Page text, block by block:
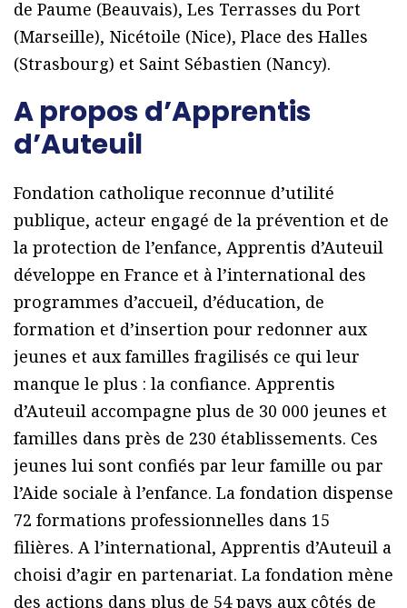
de Paume (Beauvais), Les Terrasses du Port
(Marseille), Nicétoile (Nice), Place des Halles
(Strasbourg) et Saint Sébastien (Nancy).
A propos d’Apprentis
d’Auteuil
Fondation catholique reconnue d’utilité
publique, acteur engagé de la prévention et de
la protection de l’enfance, Apprentis d’Auteuil
développe en France et à l’international des
programmes d’accueil, d’éducation, de
formation et d’insertion pour redonner aux
jeunes et aux familles fragilisés ce qui leur
manque le plus : la confiance. Apprentis
d’Auteuil accompagne plus de 30 000 jeunes et
familles dans près de 230 établissements. Ces
jeunes lui sont confiés par leur famille ou par
l’Aide sociale à l’enfance. La fondation dispense
72 formations professionnelles dans 15
filières. A l’international, Apprentis d’Auteuil a
choisi d’agir en partenariat. La fondation mène
des actions dans plus de 54 pays aux côtés de